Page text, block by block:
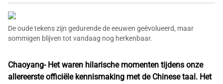
De oude tekens zijn gedurende de eeuwen geëvolueerd, maar
sommigen blijven tot vandaag nog herkenbaar.
Chaoyang- Het waren hilarische momenten tijdens onze
allereerste officiële kennismaking met de Chinese taal. Het